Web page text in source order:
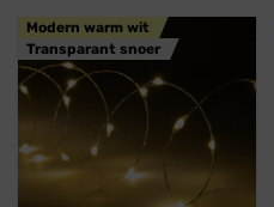
Modern warm wit
Transparant snoer